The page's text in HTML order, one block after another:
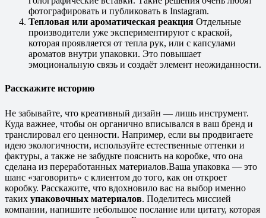
фотографировать и публиковать в Instagram.
Тепловая или ароматическая реакция Отдельные
производители уже экспериментируют с краской,
которая проявляется от тепла рук, или с капсулами
ароматов внутри упаковки. Это повышает
эмоциональную связь и создаёт элемент неожиданности.
Расскажите историю
Не забывайте, что креативный дизайн — лишь инструмент.
Куда важнее, чтобы он органично вписывался в ваш бренд и
транслировал его ценности. Например, если вы продвигаете
идею экологичности, используйте естественные оттенки и
фактуры, а также не забудьте пояснить на коробке, что она
сделана из переработанных материалов.Ваша упаковка — это
шанс «заговорить» с клиентом до того, как он откроет
коробку. Расскажите, что вдохновило вас на выбор именно
таких упаковочных материалов. Поделитесь миссией
компании, напишите небольшое послание или цитату, которая